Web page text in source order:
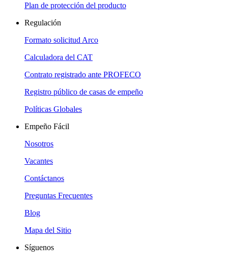
Plan de protección del producto
Regulación
Formato solicitud Arco
Calculadora del CAT
Contrato registrado ante PROFECO
Registro público de casas de empeño
Políticas Globales
Empeño Fácil
Nosotros
Vacantes
Contáctanos
Preguntas Frecuentes
Blog
Mapa del Sitio
Síguenos